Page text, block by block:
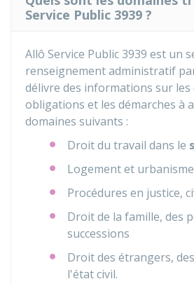
Service Public 3939 ?
Allô Service Public 3939 est un
renseignement administratif
délivre des informations sur les
obligations et les démarches à
domaines suivants :
Droit du travail dans le
Logement et urbanisme
Procédures en justice,
Droit de la famille, des
successions
Droit des étrangers,
l'état civil.